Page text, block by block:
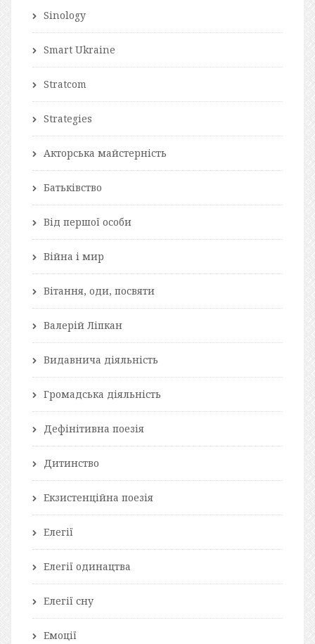
Sinology
Smart Ukraine
Stratcom
Strategies
Акторська майстерність
Батьківство
Від першої особи
Війна і мир
Вітання, оди, посвяти
Валерій Ліпкан
Видавнича діяльність
Громадська діяльність
Дефінітивна поезія
Дитинство
Екзистенційна поезія
Елегії
Елегії одинацтва
Елегії сну
Емоції